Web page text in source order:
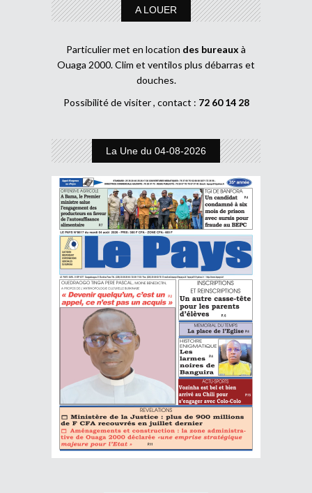
A LOUER
Particulier met en location des bureaux à
Ouaga 2000. Clim et ventilos plus débarras et
douches.
Possibilité de visiter , contact : 72 60 14 28
La Une du 04-08-2026